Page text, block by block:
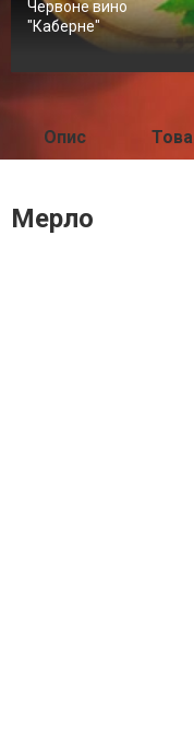
Червоне вино
"Каберне"
Опис
Мерло